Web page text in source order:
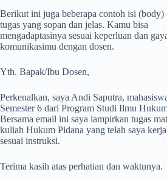
Berikut ini juga beberapa contoh isi (body)
tugas yang sopan dan jelas. Kamu bisa
mengadaptasinya sesuai keperluan dan
komunikasimu dengan dosen.
Yth. Bapak/Ibu Dosen,
Perkenalkan, saya Andi Saputra,
Semester 6 dari Program Studi Ilmu
Bersama email ini saya lampirkan tugas
kuliah Hukum Pidana yang telah saya
sesuai instruksi.
Terima kasih atas perhatian dan waktunya.